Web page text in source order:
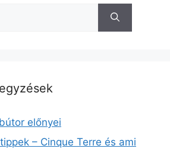
előnyei
– Cinque Terre és ami